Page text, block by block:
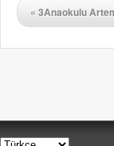
« 3Anaokulu